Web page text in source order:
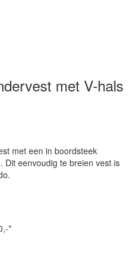
met V-hals
met een in boordsteek
Dit eenvoudig te breien vest is
*